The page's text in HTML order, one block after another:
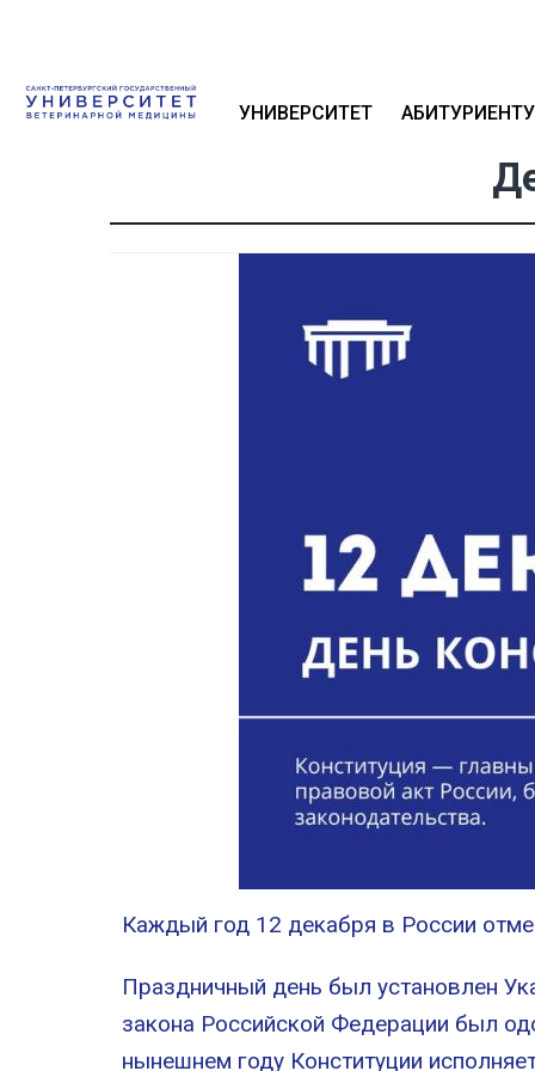
УНИВЕРСИТЕТ АБИТУРИЕНТУ
Каждый год 12 декабря в России
Праздничный день был установлен
закона Российской Федерации был
нынешнем году Конституции